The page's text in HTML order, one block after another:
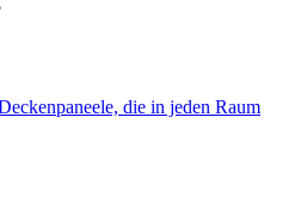
die in jeden Raum